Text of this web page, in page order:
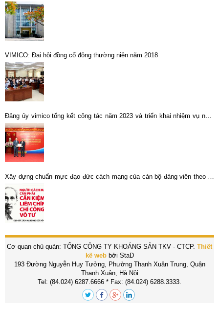
VIMICO: Đại hội đồng cổ đông thường niên năm 2018
Đảng ủy vimico tổng kết công tác năm 2023 và triển khai nhiệm vụ năm
2024.
Xây dựng chuẩn mực đạo đức cách mạng của cán bộ đảng viên theo tư
tưởng Hồ Chí Minh
Cơ quan chủ quản: TỔNG CÔNG TY KHOÁNG SẢN TKV - CTCP. Thiết
kế webbởi StaD
193 Đường Nguyễn Huy Tưởng, Phường Thanh Xuân Trung, Quận
Thanh Xuân, Hà Nội
Tel: (84.024) 6287.6666 * Fax: (84.024) 6288.3333.